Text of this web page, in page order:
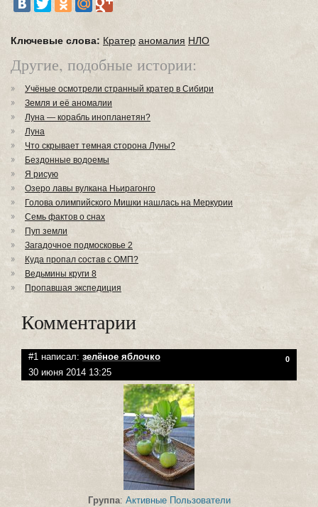
Ключевые слова: Кратер аномалия НЛО
Другие, подобные истории:
Учёные осмотрели странный кратер в Сибири
Земля и её аномалии
Луна — корабль инопланетян?
Луна
Что скрывает темная сторона Луны?
Бездонные водоемы
Я рисую
Озеро лавы вулкана Ньирагонго
Голова олимпийского Мишки нашлась на Меркурии
Семь фактов о снах
Пуп земли
Загадочное подмосковье 2
Куда пропал состав с ОМП?
Ведьмины круги 8
Пропавшая экспедиция
Комментарии
#1 написал: зелёное яблочко 0
30 июня 2014 13:25
Группа: Активные Пользователи